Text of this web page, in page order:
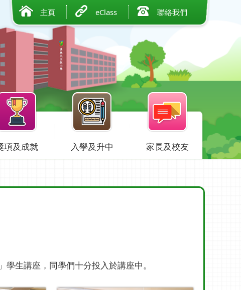
主頁 eClass 聯絡我們
項及成就 入學及升中 家長及校友
生講座，同學們十分投入於講座中。